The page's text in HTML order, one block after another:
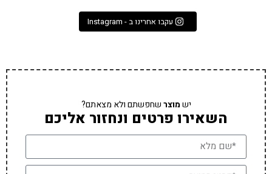
עקבו אחרינו ב - Instagram
ישמוצרשחפשתם ולא מצאתם?
השאירו פרטים ונחזור אליכם